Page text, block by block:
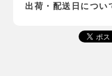
出荷・配送日につい